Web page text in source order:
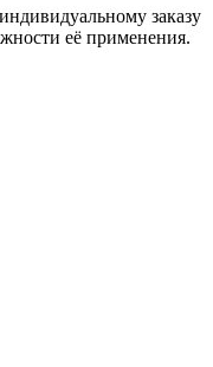
заказу
её применения.